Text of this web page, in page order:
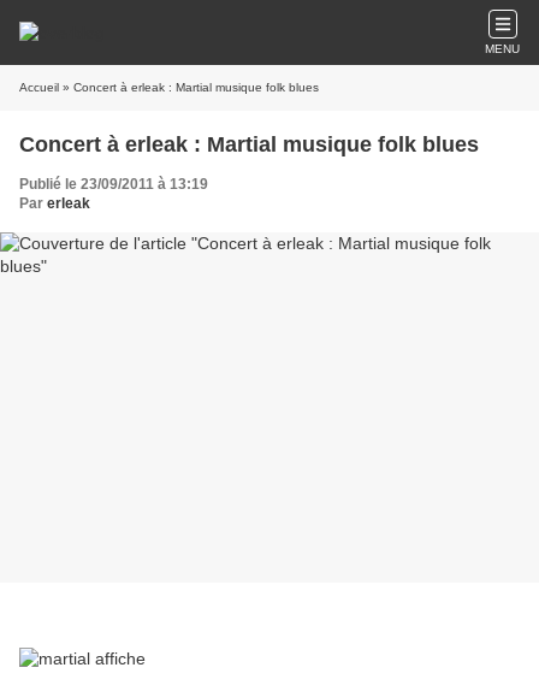
MENU
Accueil » Concert à erleak : Martial musique folk blues
Concert à erleak : Martial musique folk blues
Publié le 23/09/2011 à 13:19
Par erleak